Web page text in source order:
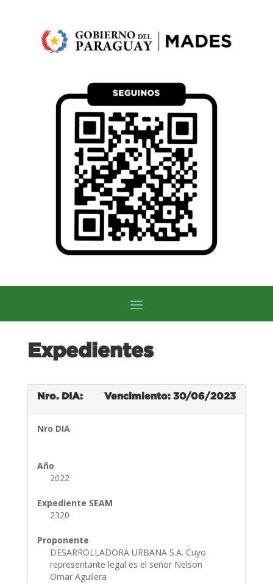
Expedientes
Nro. DIA: Vencimiento: 30/06/2023
Nro DIA
Año
2022
Expediente SEAM
2320
Proponente
DESARROLLADORA URBANA S.A. Cuyo
representante legal es el señor Nelson
Omar Aguilera